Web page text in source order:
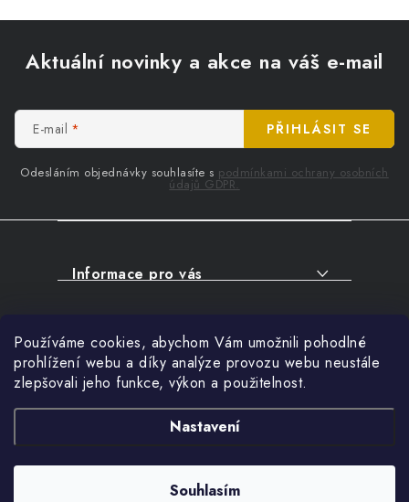
Používáme cookies, abychom Vám umožnili pohodlné
prohlížení webu a díky analýze provozu webu neustále
zlepšovali jeho funkce, výkon a použitelnost.
Nastavení
Souhlasím
Aktuální novinky a akce na váš e-mail
E-mail
Odesláním objednávky souhlasíte s podmínkami ochrany osobních
údajů GDPR.
PŘIHLÁSIT SE
Informace pro vás
SERVIS
FIRMY, ŠKOLY, PARTNEŘI
ARTHAS MAGAZÍN
Facebook
Přihlášení
ARTHAS.CZ . Všechna práva vyhrazena.